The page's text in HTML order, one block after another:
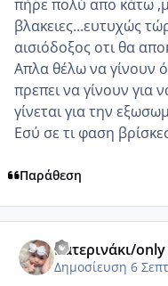
πήρε πολύ απο κάτω
βλακειες...ευτυχώς
αισιόδοξος οτι θα
Απλα θέλω να γίνουν
πρεπει να γίνουν για
γίνεται για την
Εσύ σε τι φαση
Παράθεση
Κατερινάκι/
Δημοσίευση 6